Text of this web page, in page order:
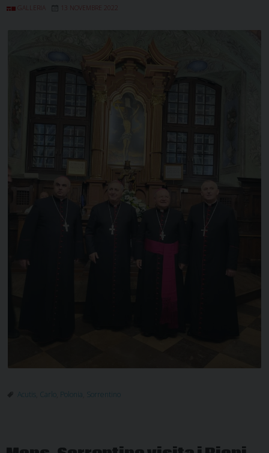
GALLERIA 13 NOVEMBRE 2022
Acutis Carlo Polonia Sorrentino